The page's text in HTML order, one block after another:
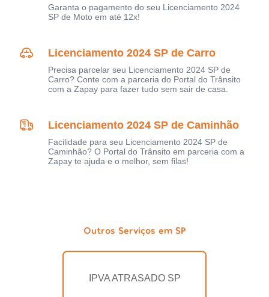
Garanta o pagamento do seu Licenciamento 2024
SP de Moto em até 12x!
Licenciamento 2024 SP de Carro
Precisa parcelar seu Licenciamento 2024 SP de
Carro? Conte com a parceria do Portal do Trânsito
com a Zapay para fazer tudo sem sair de casa.
Licenciamento 2024 SP de Caminhão
Facilidade para seu Licenciamento 2024 SP de
Caminhão? O Portal do Trânsito em parceria com a
Zapay te ajuda e o melhor, sem filas!
Outros Serviços em SP
IPVA ATRASADO SP